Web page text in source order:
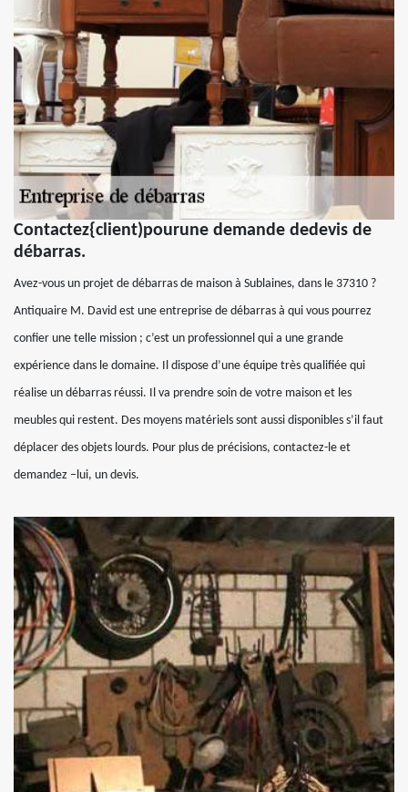
Contactez{client)pourune demande dedevis de
débarras.
Avez-vous un projet de débarras de maison à Sublaines, dans le 37310 ?
Antiquaire M. David est une entreprise de débarras à qui vous pourrez
confier une telle mission ; c’est un professionnel qui a une grande
expérience dans le domaine. Il dispose d’une équipe très qualifiée qui
réalise un débarras réussi. Il va prendre soin de votre maison et les
meubles qui restent. Des moyens matériels sont aussi disponibles s’il faut
déplacer des objets lourds. Pour plus de précisions, contactez-le et
demandez –lui, un devis.